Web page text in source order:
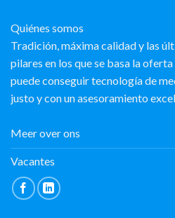
Quiénes somos
Tradición, máxima calidad y las
pilares en los que se basa la
puede conseguir tecnología de
justo y con un asesoramiento
Meer over ons
Vacantes